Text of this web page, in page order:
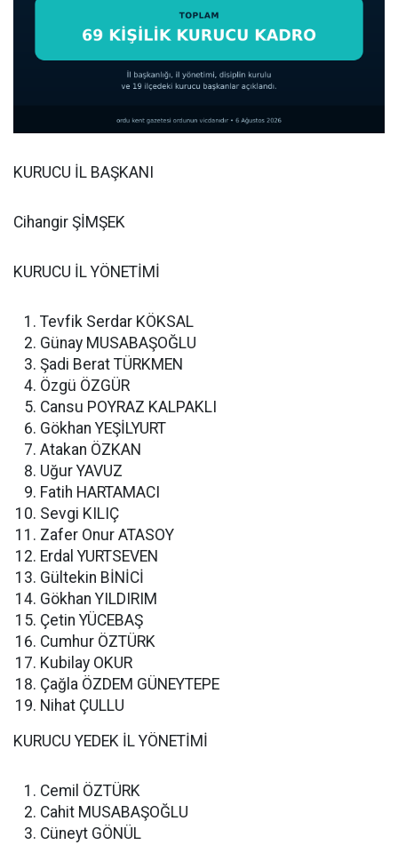
KURUCU İL BAŞKANI
Cihangir ŞİMŞEK
KURUCU İL YÖNETİMİ
Tevfik Serdar KÖKSAL
Günay MUSABAŞOĞLU
Şadi Berat TÜRKMEN
Özgü ÖZGÜR
Cansu POYRAZ KALPAKLI
Gökhan YEŞİLYURT
Atakan ÖZKAN
Uğur YAVUZ
Fatih HARTAMACI
Sevgi KILIÇ
Zafer Onur ATASOY
Erdal YURTSEVEN
Gültekin BİNİCİ
Gökhan YILDIRIM
Çetin YÜCEBAŞ
Cumhur ÖZTÜRK
Kubilay OKUR
Çağla ÖZDEM GÜNEYTEPE
Nihat ÇULLU
KURUCU YEDEK İL YÖNETİMİ
Cemil ÖZTÜRK
Cahit MUSABAŞOĞLU
Cüneyt GÖNÜL